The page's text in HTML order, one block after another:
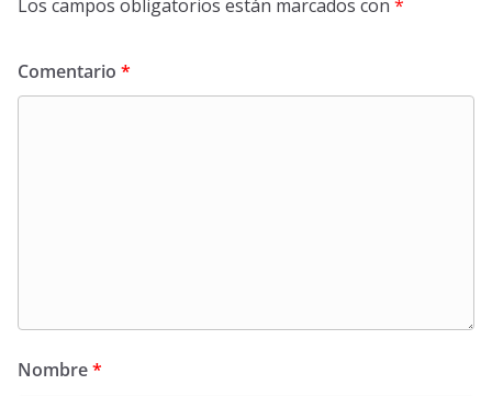
Los campos obligatorios están marcados con *
Comentario *
Nombre*